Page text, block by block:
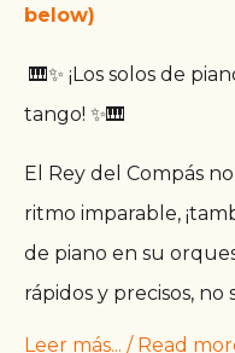
below)
🎹✨ ¡Los solos de
tango! ✨🎹
El Rey del Compás
ritmo imparable,
de piano en su
rápidos y precisos, no
Leer más... / Read